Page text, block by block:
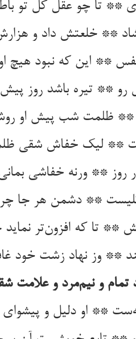
** تا چو عقل کل تو
** خلعتش داد و
** این که نبود هیچ
رو ** تیره باشد روز پیش
** ظلمت شب پیش او
** لیک خفاش شقی
** ورنه خفاشی بمانی
** دشمن هر جا
** تا که افزون‌تر
** وز نهاد زشت خود
تمام و نیم‌مرد و علامت
** او دلیل و